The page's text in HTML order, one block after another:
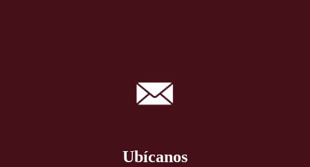
Ubícanos